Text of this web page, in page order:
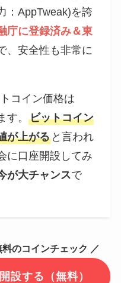
：AppTweak)を誇
庁に登録済み＆東
、安全性も非常に
コイン価格は
す。ビットコイン
が上がる と言われ
に口座開設してみ
が大チャンスで
のコインチェック ／
設する（無料）